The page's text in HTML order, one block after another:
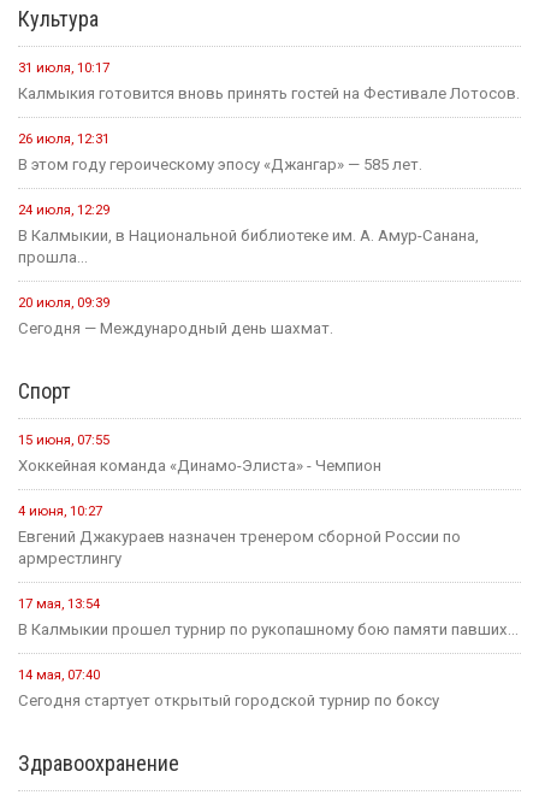
Культура
31 июля, 10:17
Калмыкия готовится вновь принять гостей на Фестивале Лотосов.
26 июля, 12:31
В этом году героическому эпосу «Джангар» — 585 лет.
24 июля, 12:29
В Калмыкии, в Национальной библиотеке им. А. Амур-Санана,
прошла...
20 июля, 09:39
Сегодня — Международный день шахмат.
Спорт
15 июня, 07:55
Хоккейная команда «Динамо-Элиста» - Чемпион
4 июня, 10:27
Евгений Джакураев назначен тренером сборной России по
армрестлингу
17 мая, 13:54
В Калмыкии прошел турнир по рукопашному бою памяти павших...
14 мая, 07:40
Сегодня стартует открытый городской турнир по боксу
Здравоохранение